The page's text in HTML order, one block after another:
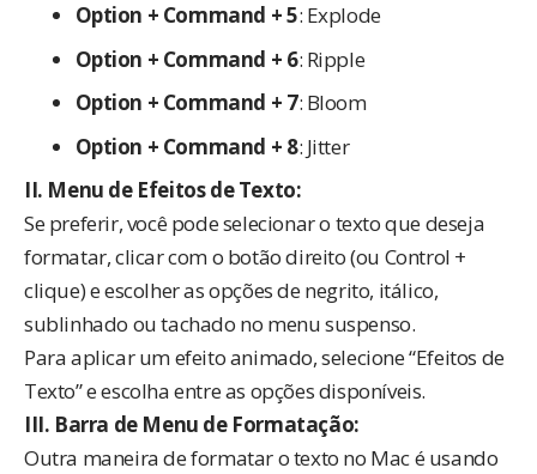
Option + Command + 5: Explode
Option + Command + 6: Ripple
Option + Command + 7: Bloom
Option + Command + 8: Jitter
II. Menu de Efeitos de Texto:
Se preferir, você pode selecionar o texto que deseja
formatar, clicar com o botão direito (ou Control +
clique) e escolher as opções de negrito, itálico,
sublinhado ou tachado no menu suspenso.
Para aplicar um efeito animado, selecione “Efeitos de
Texto” e escolha entre as opções disponíveis.
III. Barra de Menu de Formatação:
Outra maneira de formatar o texto no Mac é usando